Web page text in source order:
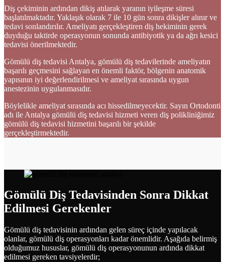
Diş çekiminin ardından dikiş atılarak yaranın iyileşme süresi
başlatılmaktadır. Yaklaşık olarak 7 ile 10 gün sonra dikişler alınır ve
tedavi sonlandırılır. Ameliyatı gerçekleştiren diş hekiminin gerek
duyduğu taktirde operasyonun sonunda antibiyotik ya da ağrı kesici
tedavisi önerilmektedir.
Gömülü diş tedavisi Antalya, gömülü diş tedavilerinde ameliyatın
başarılı geçmesini sağlayan en önemli faktör, bölgenin anatomik
yapısının iyi değerlendirilmesi ve ameliyat sırasında uygun
anestezinin uygulanmasıdır.
Böylelikle ameliyat sırasında acı hissedilmeyecektir. Sayın Ortodonti
adı ile Antalya gömülü diş tedavisi hizmeti veren diş polikliniğimiz
gömülü diş tedavisi hizmetini başarılı bir şekilde
gerçekleştirmektedir.
Gömülü Diş Tedavisinden Sonra Dikkat
Edilmesi Gerekenler
Gömülü diş tedavisinin ardından gelen süreç içinde yapılacak
olanlar, gömülü diş operasyonları kadar önemlidir. Aşağıda belirmiş
olduğumuz hususlar, gömülü diş operasyonunun ardında dikkat
edilmesi gereken tavsiyelerdir;